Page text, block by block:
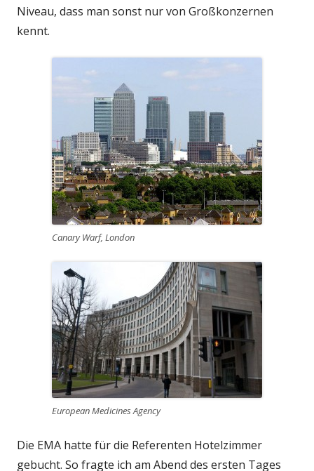
Niveau, dass man sonst nur von Großkonzernen
kennt.
Canary Warf, London
European Medicines Agency
Die EMA hatte für die Referenten Hotelzimmer
gebucht. So fragte ich am Abend des ersten Tages